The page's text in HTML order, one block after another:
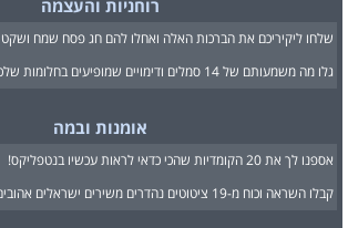
רוחניות והעצמה
שלחו ליקיריכם את הברכות האלה ואחלו להם חג פסח שמח ושקט
גלו מה משמעותם של 14 סמלים ודימויים שמופיעים בחלומות שלכם
אומנות ובמה
אספנו לך את 20 הקומדיות שהכי כדאי לראות עכשיו בנטפליקס!
קבלו השראה וכוח מ-19 ציטוטים נהדרים משירים ישראלים אהובים